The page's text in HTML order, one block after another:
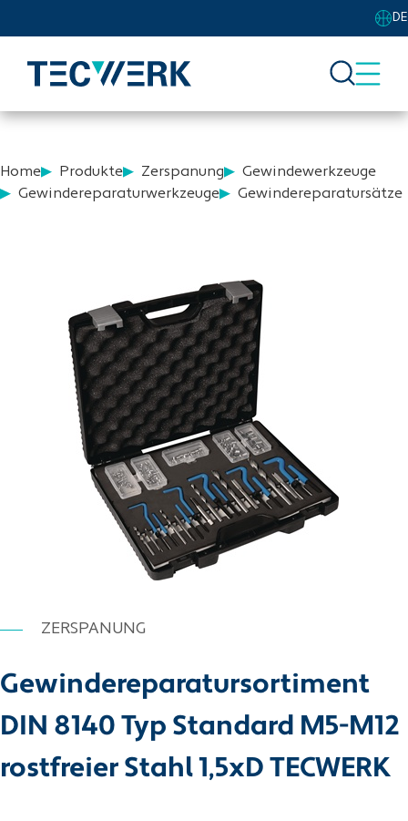
DE
Home Produkte Zerspanung
Gewindewerkzeuge
Gewindereparaturwerkzeuge
Gewindereparatursätze
ZERSPANUNG
Gewindereparatursortiment
DIN 8140 Typ Standard M5-M12
rostfreier Stahl 1,5xD TECWERK